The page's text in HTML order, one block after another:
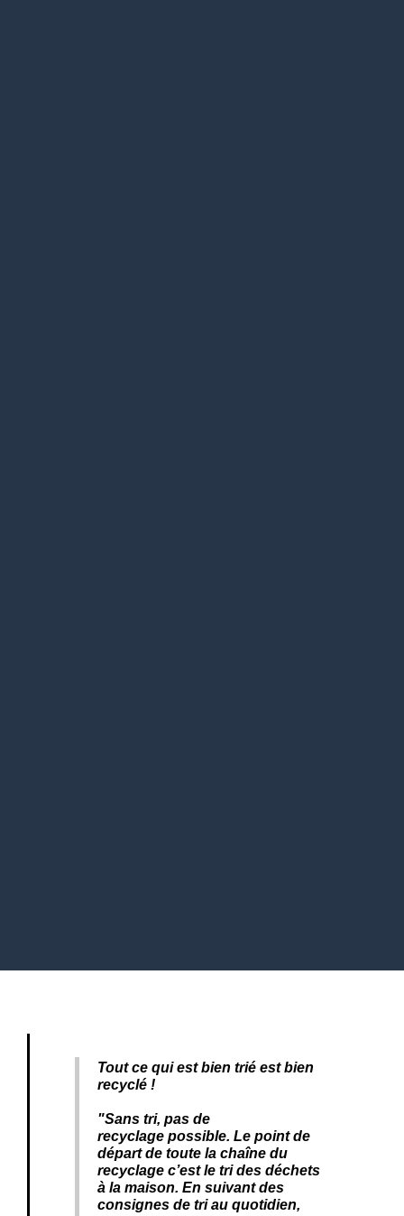
Tout ce qui est bien trié est bien
recyclé !
"Sans tri, pas de
recyclage possible. Le point de
départ de toute la chaîne du
recyclage c’est le tri des déchets
à la maison. En suivant des
consignes de tri au quotidien,